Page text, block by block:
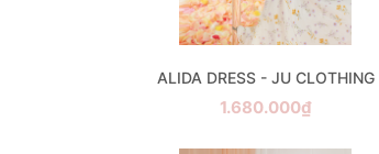
ALIDA DRESS - JU CLOTHING
1.680.000₫